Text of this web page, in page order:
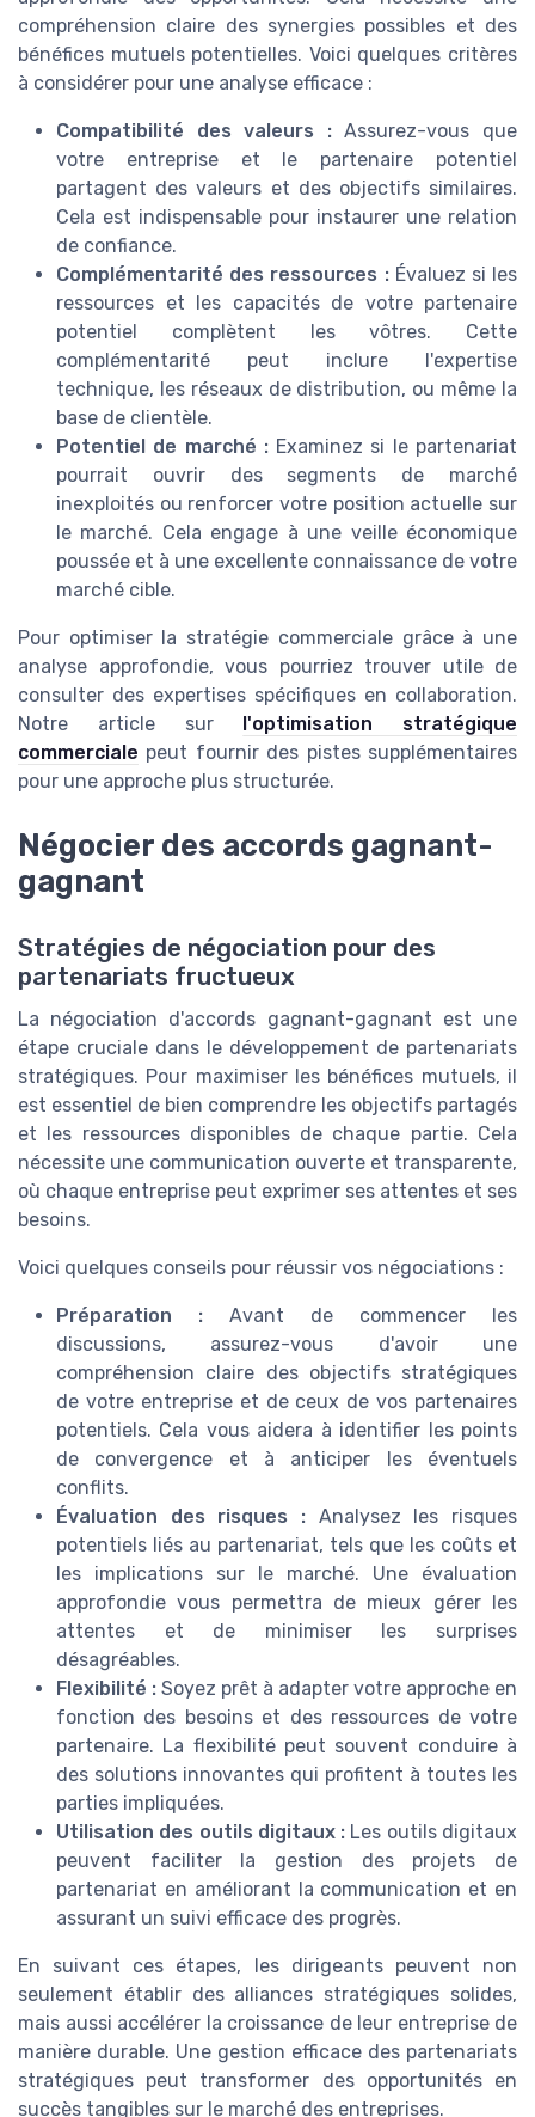
compréhension claire des synergies possibles et des
bénéfices mutuels potentielles. Voici quelques critères
à considérer pour une analyse efficace :
Compatibilité des valeurs :Assurez-vous que
votre entreprise et le partenaire potentiel
partagent des valeurs et des objectifs similaires.
Cela est indispensable pour instaurer une relation
de confiance.
Complémentarité des ressources :Évaluez si les
ressources et les capacités de votre partenaire
potentiel complètent les vôtres. Cette
complémentarité peut inclure l'expertise
technique, les réseaux de distribution, ou même la
base de clientèle.
Potentiel de marché :Examinez si le partenariat
pourrait ouvrir des segments de marché
inexploités ou renforcer votre position actuelle sur
le marché. Cela engage à une veille économique
poussée et à une excellente connaissance de votre
marché cible.
Pour optimiser la stratégie commerciale grâce à une
analyse approfondie, vous pourriez trouver utile de
consulter des expertises spécifiques en collaboration.
Notre article sur l'optimisation stratégique
commerciale peut fournir des pistes supplémentaires
pour une approche plus structurée.
Négocier des accords gagnant-
gagnant
Stratégies de négociation pour des
partenariats fructueux
La négociation d'accords gagnant-gagnant est une
étape cruciale dans le développement de partenariats
stratégiques. Pour maximiser les bénéfices mutuels, il
est essentiel de bien comprendre les objectifs partagés
et les ressources disponibles de chaque partie. Cela
nécessite une communication ouverte et transparente,
où chaque entreprise peut exprimer ses attentes et ses
besoins.
Voici quelques conseils pour réussir vos négociations :
Préparation : Avant de commencer les
discussions, assurez-vous d'avoir une
compréhension claire des objectifs stratégiques
de votre entreprise et de ceux de vos partenaires
potentiels. Cela vous aidera à identifier les points
de convergence et à anticiper les éventuels
conflits.
Évaluation des risques : Analysez les risques
potentiels liés au partenariat, tels que les coûts et
les implications sur le marché. Une évaluation
approfondie vous permettra de mieux gérer les
attentes et de minimiser les surprises
désagréables.
Flexibilité : Soyez prêt à adapter votre approche en
fonction des besoins et des ressources de votre
partenaire. La flexibilité peut souvent conduire à
des solutions innovantes qui profitent à toutes les
parties impliquées.
Utilisation des outils digitaux : Les outils digitaux
peuvent faciliter la gestion des projets de
partenariat en améliorant la communication et en
assurant un suivi efficace des progrès.
En suivant ces étapes, les dirigeants peuvent non
seulement établir des alliances stratégiques solides,
mais aussi accélérer la croissance de leur entreprise de
manière durable. Une gestion efficace des partenariats
stratégiques peut transformer des opportunités en
succès tangibles sur le marché des entreprises.